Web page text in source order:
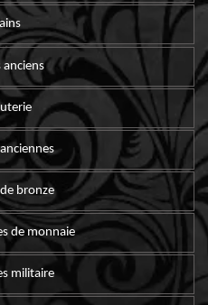
bronze
de monnaie
militaire